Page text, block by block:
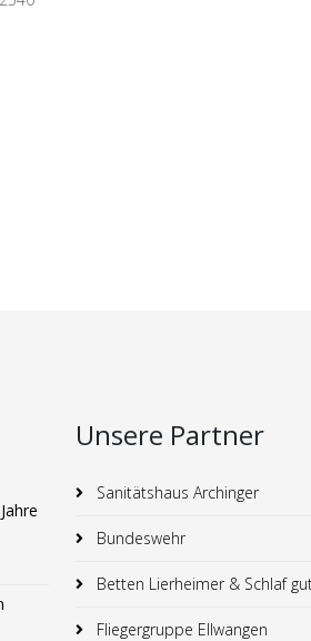
Unsere Partner
Sanitätshaus Archinger
Bundeswehr
Betten Lierheimer & Schlaf
Fliegergruppe Ellwangen